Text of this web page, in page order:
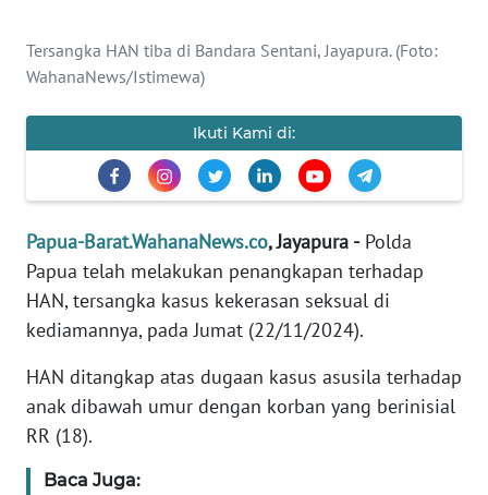
Tersangka HAN tiba di Bandara Sentani, Jayapura. (Foto:
WahanaNews/Istimewa)
Ikuti Kami di:
Papua-Barat.WahanaNews.co, Jayapura -Polda
Papua telah melakukan penangkapan terhadap
HAN, tersangka kasus kekerasan seksual di
kediamannya, pada Jumat (22/11/2024).
HAN ditangkap atas dugaan kasus asusila terhadap
anak dibawah umur dengan korban yang berinisial
RR (18).
Baca Juga:
INFO
IKLAN
KAMI
PEDOMAN
MEDIA
SIBER
REDAKSI
KARIR
DISCLAIMER
Wahana